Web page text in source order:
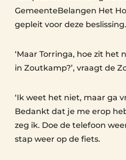
GemeenteBelangen Het
gepleit voor deze beslissing.
‘Maar Torringa, hoe zit
in Zoutkamp?’, vraagt de
‘Ik weet het niet, maar ga
Bedankt dat je me erop
zeg ik. Doe de telefoon
stap weer op de fiets.